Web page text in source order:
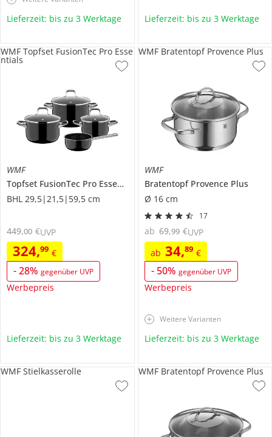
Lieferzeit: bis zu 3 Werktage Lieferzeit: bis zu 3 Werktage
WMF
Topfset FusionTec Pro Essentials
BHL 29,5|21,5|59,5 cm
324,99 €
-28% gegenüber UVP
Werbepreis
449,00 €UVP
WMF Topfset FusionTec Pro Esse
ntials
Lieferzeit: bis zu 3 Werktage
WMF
Bratentopf Provence Plus
Ø 16 cm
17
ab 34,89 €
- 50% gegenüber UVP
Werbepreis
ab 69,99 €UVP
WMF Bratentopf Provence Plus
Weitere Varianten
Lieferzeit: bis zu 3 Werktage
WMF Stielkasserolle WMF Bratentopf Provence Plus